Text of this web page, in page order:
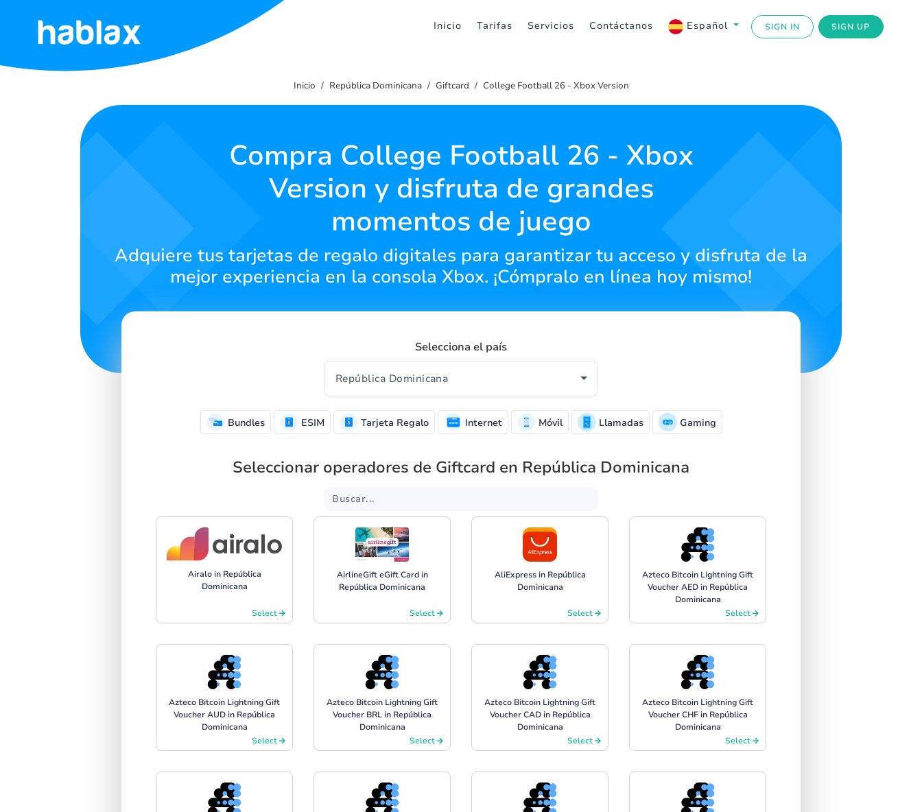
Inicio Tarifas Servicios Contáctanos Español SIGN IN SIGN UP
Inicio
Inicio República Dominicana Giftcard College Football 26 - Xbox Version
Compra College Football 26 - Xbox
Version y disfruta de grandes
momentos de juego
Adquiere tus tarjetas de regalo digitales para garantizar tu acceso y disfruta de la
mejor experiencia en la consola Xbox. ¡Cómpralo en línea hoy mismo!
Selecciona el país
Bundles ESIM Tarjeta Regalo Internet Móvil Llamadas Gaming
Seleccionar operadores de Giftcard en República Dominicana
Airalo in República
Dominicana
Select
AirlineGift eGift Card in
República Dominicana
Select
AliExpress in República
Dominicana
Select
Azteco Bitcoin Lightning Gift
Voucher AED in República
Dominicana
Select
Azteco Bitcoin Lightning Gift
Voucher AUD in República
Dominicana
Select
Azteco Bitcoin Lightning Gift
Voucher BRL in República
Dominicana
Select
Azteco Bitcoin Lightning Gift
Voucher CAD in República
Dominicana
Select
Azteco Bitcoin Lightning Gift
Voucher CHF in República
Dominicana
Select